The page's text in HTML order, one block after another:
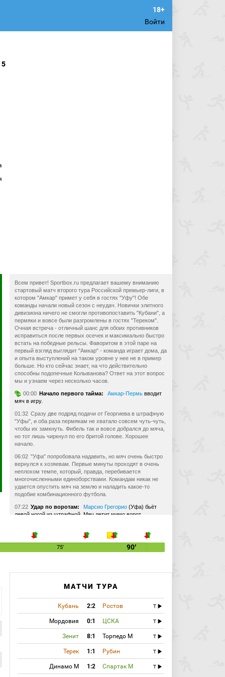
Войти
Всем привет! Sportbox.ru предлагает вашему вниманию
стартовый матч второго тура Российской премьер-лиги, в
котором "Амкар" примет у себя в гостях "Уфу"! Обе
команды начали новый сезон с неудач. Новички элитного
дивизиона ничего не смогли противопоставить "Кубани", а
пермяки и вовсе были разгромлены в гостях "Тереком".
Очная встреча - отличный шанс для обоих противников
исправиться после первых осечек и максимально быстро
встать на победные рельсы. Фаворитом в этой паре на
первый взгляд выглядит "Амкар" - команда играет дома, да
и опыта выступлений на таком уровне у нее не в пример
больше. Но кто сейчас знает, на что действительно
способны подопечные Колыванова? Ответ на этот вопрос
мы и узнаем через несколько часов.
00:00 Начало первого тайма: Амкар-Пермь вводит
мяч в игру.
01:32 Сразу две подряд подачи от Георгиева в штрафную
"Уфы", и оба раза пермякам не хватало совсем чуть-чуть,
чтобы их замкнуть. Фибель так и вовсе добрался до мяча,
но тот лишь чиркнул по его бритой голове. Хорошее
начало.
06:02 "Уфа" попробовала надавить, но мяч очень быстро
вернулся к хозяевам. Первые минуты проходят в очень
неплохом темпе, который, правда, перебивается
многочисленными единоборствами. Командам никак не
удается опустить мяч на землю и наладить какое-то
подобие комбинационного футбола.
07:22 Удар по воротам: Марсио Грегорио (Уфа) бьёт
левой ногой из штрафной. Мяч летит мимо ворот.
низом в ближний. Получилось неточно, да и Герус все
контролировал, но это по крайней мере первый удар по
воротам.
Легионеру гостей рассекли бровь в одном из
покинуть поле, чтобы остановить кровь.
10:42 Страсти постепенно накаляются. Столкновений
очень много, дебютант Сергей Куликов почти не
выпускает свисток изо рта.
11:11 "Уфа" атакует! Неплохая подача с правого фланга
на дальнюю, где пермяки забыли Карлоса, но замкнуть
прострел бразильца Хаджичу не позволили.
Офсайд: Георгиев Благой(Амкар-Пермь)
попадает в офсайд.
16:30 Удар по воротам: Георгиев Благой(Амкар-Пермь)
75′ 90′
МАТЧИ ТУРА
Кубань 2:2 Ростов T
Мордовия 0:1 ЦСКА T
Зенит 8:1 Торпедо М T
Терек 1:1 Рубин T
Динамо М 1:2 Спартак М T